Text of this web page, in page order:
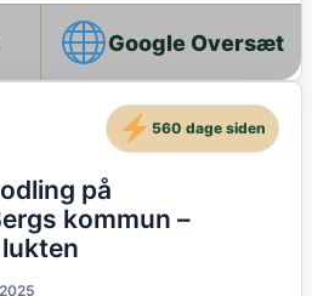
Google Oversæt
på
kommun –
560 dage siden